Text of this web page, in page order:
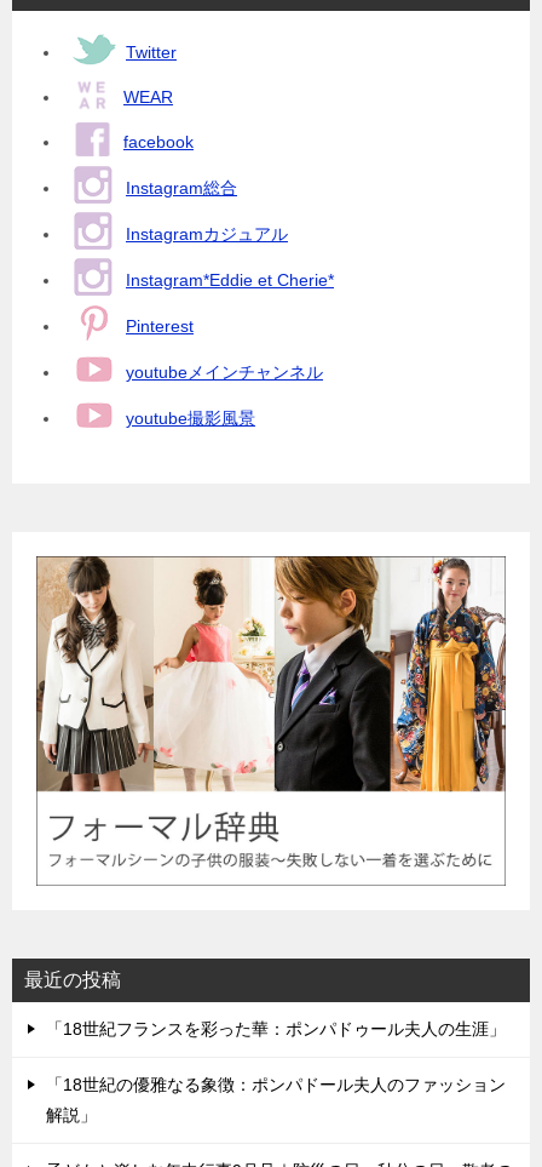
Twitter
WEAR
facebook
Instagram総合
Instagramカジュアル
Instagram*Eddie et Cherie*
Pinterest
youtubeメインチャンネル
youtube撮影風景
最近の投稿
「18世紀フランスを彩った華：ポンパドゥール夫人の生涯」
「18世紀の優雅なる象徴：ポンパドール夫人のファッション
解説」